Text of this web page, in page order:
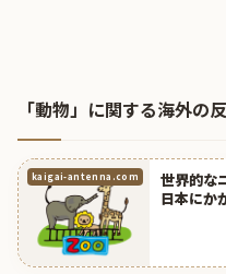
「動物」に関する海外の
kaigai-antenna.com
世界的な
日本にか